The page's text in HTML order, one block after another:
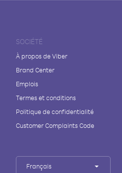
SOCIÉTÉ
À propos de Viber
Brand Center
Emplois
Termes et conditions
Politique de confidentialité
Customer Complaints Code
Français